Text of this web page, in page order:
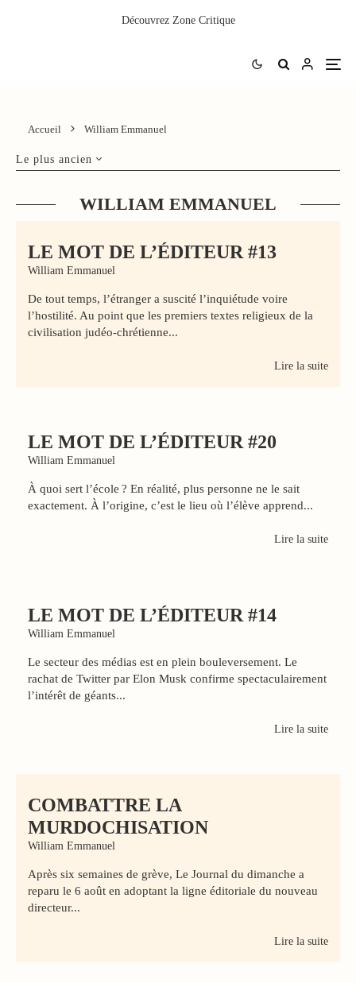
Découvrez Zone Critique
Accueil William Emmanuel
Le plus ancien
WILLIAM EMMANUEL
LE MOT DE L’ÉDITEUR #13
William Emmanuel
De tout temps, l’étranger a suscité l’inquiétude voire
l’hostilité. Au point que les premiers textes religieux de la
civilisation judéo-chrétienne...
Lire la suite
LE MOT DE L’ÉDITEUR #20
William Emmanuel
À quoi sert l’école ? En réalité, plus personne ne le sait
exactement. À l’origine, c’est le lieu où l’élève apprend...
Lire la suite
LE MOT DE L’ÉDITEUR #14
William Emmanuel
Le secteur des médias est en plein bouleversement. Le
rachat de Twitter par Elon Musk confirme spectaculairement
l’intérêt de géants...
Lire la suite
COMBATTRE LA
MURDOCHISATION
William Emmanuel
Après six semaines de grève, Le Journal du dimanche a
reparu le 6 août en adoptant la ligne éditoriale du nouveau
directeur...
Lire la suite